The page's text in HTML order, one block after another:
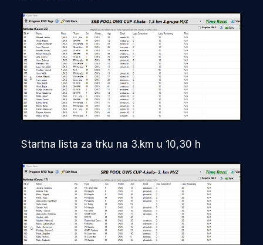
Startna lista za trku na 3.km u 10,30 h